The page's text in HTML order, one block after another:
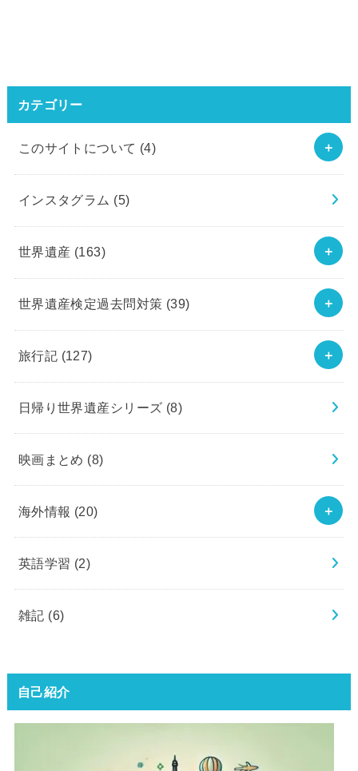
カテゴリー
このサイトについて (4)
インスタグラム (5)
世界遺産 (163)
世界遺産検定過去問対策 (39)
旅行記 (127)
日帰り世界遺産シリーズ (8)
映画まとめ (8)
海外情報 (20)
英語学習 (2)
雑記 (6)
自己紹介